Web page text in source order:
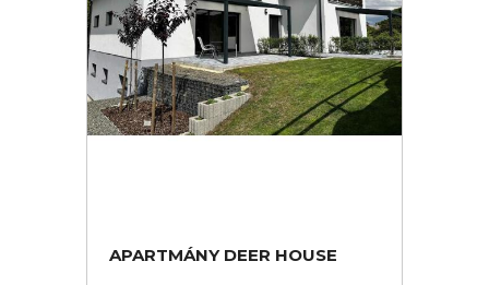
APARTMÁNY DEER HOUSE